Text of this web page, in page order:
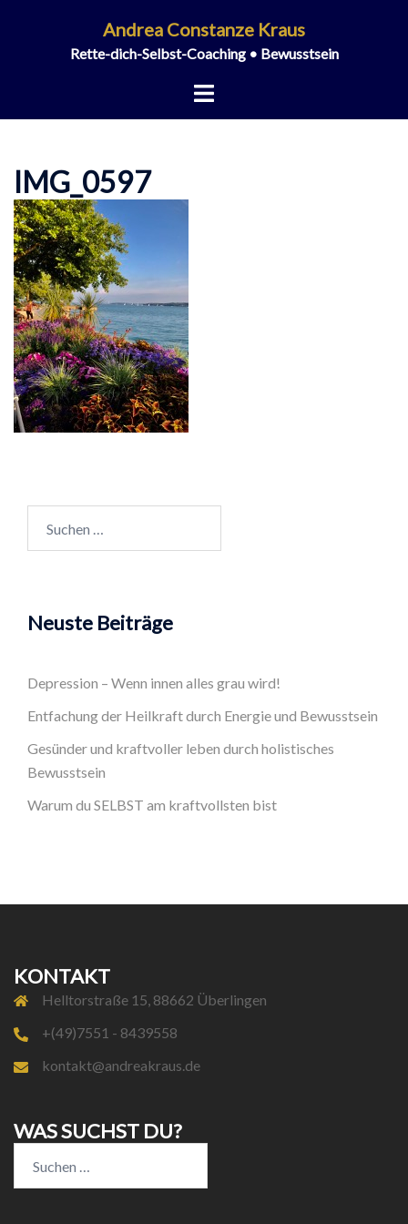
Andrea Constanze Kraus
Rette-dich-Selbst-Coaching • Bewusstsein
Menü
IMG_0597
nach:
Neuste Beiträge
Depression – Wenn innen alles grau wird!
Entfachung der Heilkraft durch Energie und Bewusstsein
Gesünder und kraftvoller leben durch holistisches
Bewusstsein
Warum du SELBST am kraftvollsten bist
KONTAKT
Helltorstraße 15, 88662 Überlingen
+(49)7551 - 8439558
kontakt@andreakraus.de
WAS SUCHST DU?
nach: